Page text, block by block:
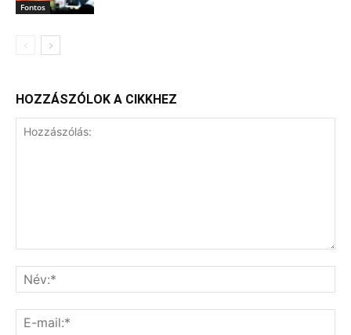
Fontos
HOZZÁSZÓLOK A CIKKHEZ